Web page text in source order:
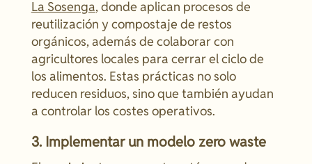
La Sosenga, donde aplican procesos de
reutilización y compostaje de restos
orgánicos, además de colaborar con
agricultores locales para cerrar el ciclo de
los alimentos. Estas prácticas no solo
reducen residuos, sino que también ayudan
a controlar los costes operativos.
3. Implementar un modelo zero waste